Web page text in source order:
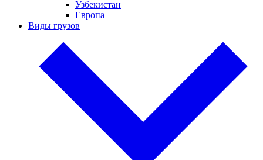
Узбекистан
Европа
Виды грузов